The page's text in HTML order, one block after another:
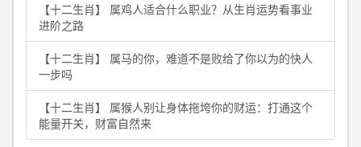
【十二生肖】 属鸡人适合什么职业？从生肖运势看事业
进阶之路
【十二生肖】 属马的你，难道不是败给了你以为的快人
一步吗
【十二生肖】 属猴人别让身体拖垮你的财运：打通这个
能量开关，财富自然来